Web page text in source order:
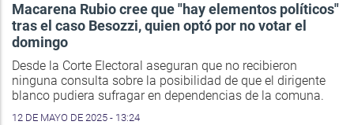
Macarena Rubio cree que "hay elementos políticos"
tras el caso Besozzi, quien optó por no votar el
domingo
Desde la Corte Electoral aseguran que no recibieron
ninguna consulta sobre la posibilidad de que el dirigente
blanco pudiera sufragar en dependencias de la comuna.
12 DE MAYO DE 2025 - 13:24